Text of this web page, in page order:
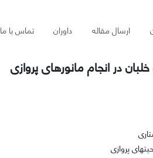
ارسال مقاله داوران تماس با ما
در انجام مانورهای پروازی
پروازی